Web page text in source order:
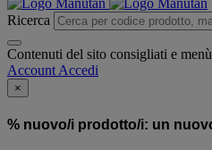
Ricerca
Contenuti del sito consigliati e
Account Accedi
×
% nuovo/i prodotto/i: un